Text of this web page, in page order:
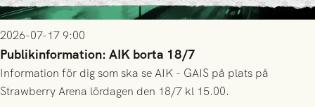
2026-07-17 9:00
Publikinformation: AIK borta 18/7
Information för dig som ska se AIK - GAIS på plats på
Strawberry Arena lördagen den 18/7 kl 15.00.